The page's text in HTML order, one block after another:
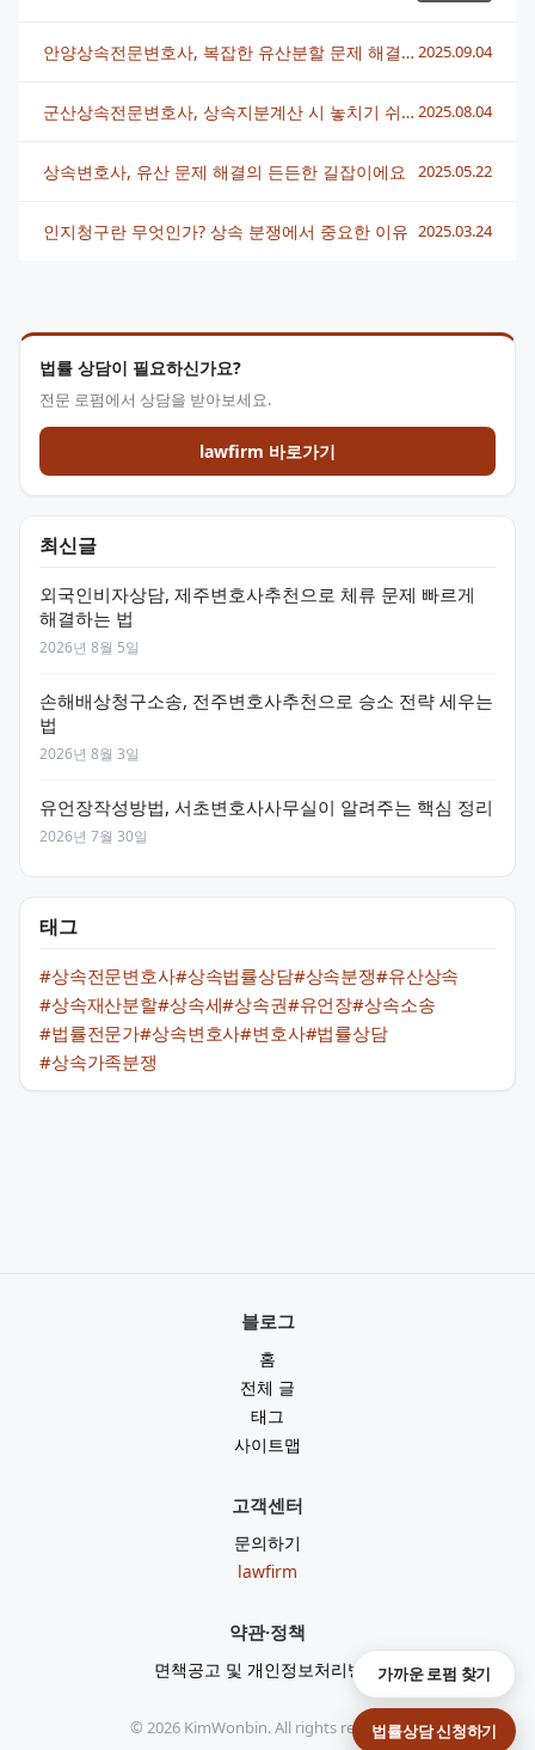
법률 상담이 필요하신가요?
전문 로펌에서 상담을 받아보세요.
lawfirm 바로가기
최신글
외국인비자상담, 제주변호사추천으로 체류 문제 빠르게
해결하는 법
2026년 8월 5일
손해배상청구소송, 전주변호사추천으로 승소 전략 세우는
법
2026년 8월 3일
유언장작성방법, 서초변호사사무실이 알려주는 핵심 정리
2026년 7월 30일
태그
#상속전문변호사#상속법률상담#상속분쟁#유산상속
#상속재산분할#상속세#상속권#유언장#상속소송
#법률전문가#상속변호사#변호사#법률상담
#상속가족분쟁
안양상속전문변호사, 복잡한 유산분할 문제 해결 노하우와 전략 2025.09.04
군산상속전문변호사, 상속지분계산 시 놓치기 쉬운 핵심 포인트 2025.08.04
상속변호사, 유산 문제 해결의 든든한 길잡이에요 2025.05.22
인지청구란 무엇인가? 상속 분쟁에서 중요한 이유 2025.03.24
블로그
홈
전체 글
태그
사이트맵
고객센터
문의하기
lawfirm
약관·정책
면책공고 및 개인정보처리방침
© 2026KimWonbin. All rights reserved.
가까운 로펌 찾기
법률상담 신청하기